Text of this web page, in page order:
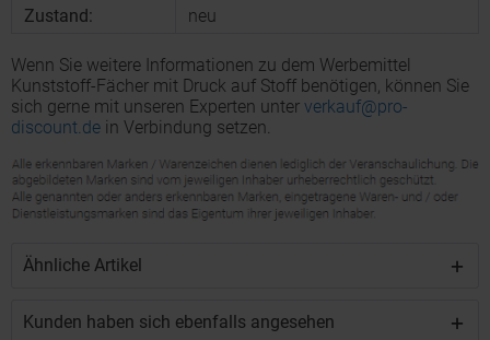
Zustand:
neu
Wenn Sie weitere Informationen zu dem Werbemittel
Kunststoff-Fächer mit Druck auf Stoff benötigen, können Sie
sich gerne mit unseren Experten unter verkauf@pro-
discount.de in Verbindung setzen.
Ähnliche Artikel
Kunden haben sich ebenfalls angesehen